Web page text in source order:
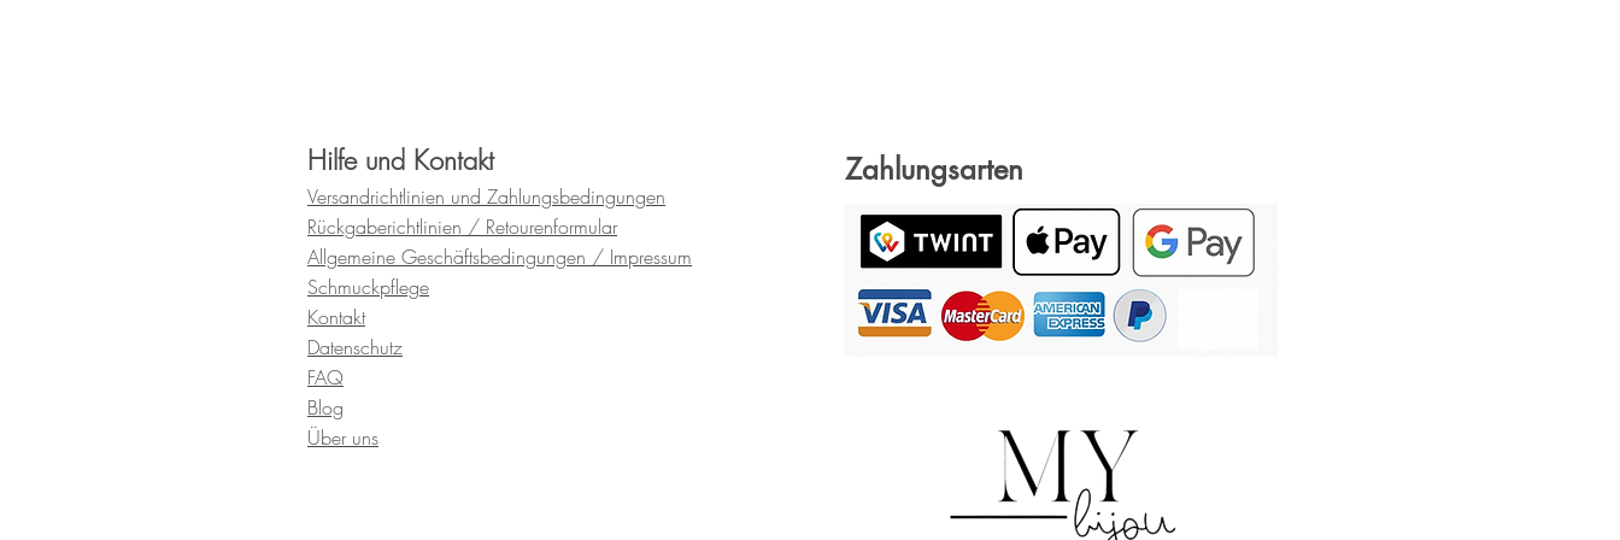
Hilfe und Kontakt
Versandrichtlinien und Zahlungsbedingungen
Rückgaberichtlinien / Retourenformular
Allgemeine Geschäftsbedingungen / Impressum
Schmuckpflege
Kontakt
Datenschutz
FAQ
Blog
Über uns
Zahlungsarten